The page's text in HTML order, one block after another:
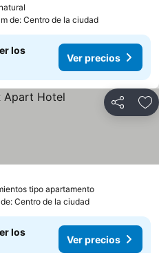
de: Centro de la ciudad
los
Ver precios
Compartir
tipo apartamento
de: Centro de la ciudad
los
Ver precios